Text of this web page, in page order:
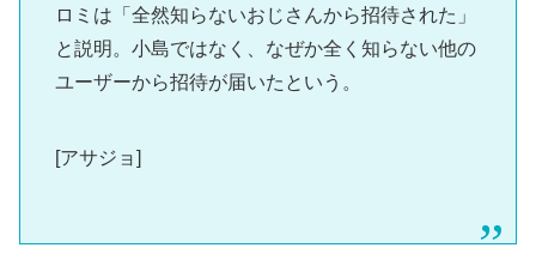
ロミは「全然知らないおじさんから招待された」
と説明。小島ではなく、なぜか全く知らない他の
ユーザーから招待が届いたという。
[アサジョ]